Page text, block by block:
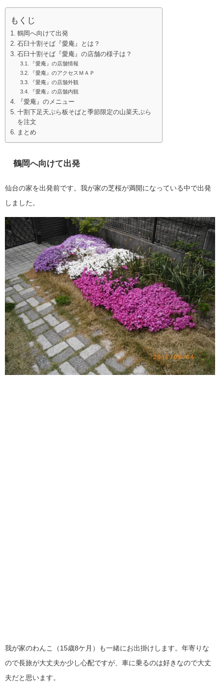
もくじ
鶴岡へ向けて出発
石臼十割そば『愛庵』とは？
石臼十割そば『愛庵』の店舗の様子は？
『愛庵』の店舗情報
『愛庵』のアクセスＭＡＰ
『愛庵』の店舗外観
『愛庵』の店舗内観
『愛庵』のメニュー
十割下足天ぷら板そばと季節限定の山菜天ぷら
を注文
まとめ
鶴岡へ向けて出発
仙台の家を出発前です。我が家の芝桜が満開になっている中で出発
しました。
我が家のわんこ（15歳8ケ月）も一緒にお出掛けします。年寄りな
ので長旅が大丈夫か少し心配ですが、車に乗るのは好きなので大丈
夫だと思います。